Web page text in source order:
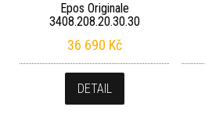
Epos Originale
3408.208.20.30.30
36 690 Kč
DETAIL